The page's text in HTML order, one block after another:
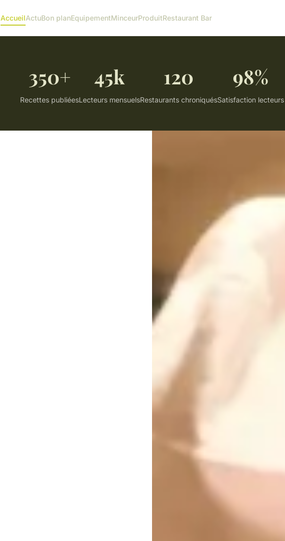
AccueilActuBon planEquipementMinceurProduitRestaurant Bar
350+
Recettes publiées
45k
Lecteurs mensuels
120
Restaurants chroniqués
98%
Satisfaction lecteurs